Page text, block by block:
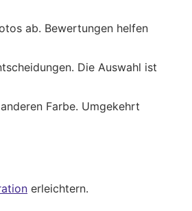
ab. Bewertungen helfen
Die Auswahl ist
Farbe. Umgekehrt
erleichtern.